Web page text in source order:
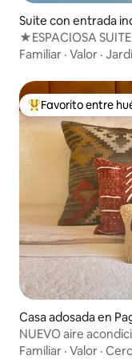
Suite con entrada
prings
★ESPACIOSA
panorámica a
Familiar · Valor ·
De los mejores en
Favorito entre
Casa adosada en
NUEVO aire
excelentes
Familiar · Valor ·